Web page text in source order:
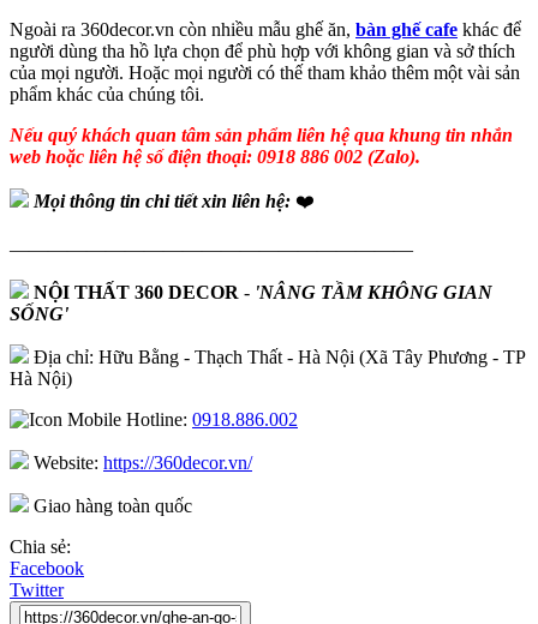
Ngoài ra 360decor.vn còn nhiều mẫu ghế ăn, bàn ghế cafe khác để
người dùng tha hồ lựa chọn để phù hợp với không gian và sở thích
của mọi người. Hoặc mọi người có thế tham khảo thêm một vài sản
phẩm khác của chúng tôi.
Nếu quý khách quan tâm sản phẩm liên hệ qua khung tin nhắn
web hoặc liên hệ số điện thoại: 0918 886 002 (Zalo).
Mọi thông tin chi tiết xin liên hệ: ❤️
—————————————————————
NỘI THẤT 360 DECOR - 'NÂNG TẦM KHÔNG GIAN
SỐNG'
Địa chỉ: Hữu Bằng - Thạch Thất - Hà Nội (Xã Tây Phương - TP
Hà Nội)
Hotline: 0918.886.002
Website: https://360decor.vn/
Giao hàng toàn quốc
Chia sẻ:
Facebook
Twitter